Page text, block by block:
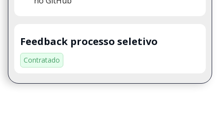
Feedback processo seletivo
Contratado